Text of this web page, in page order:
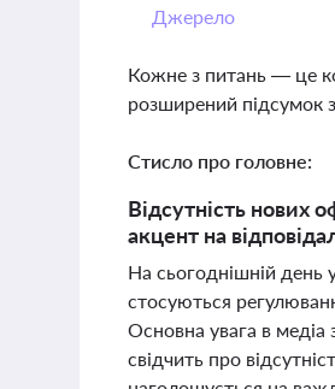
Джерело
Кожне з питань — це
розширений підсумок
Стисло про головне:
Відсутність нових
акцент на
На сьогоднішній день
стосуються
Основна увага в медіа
свідчить про